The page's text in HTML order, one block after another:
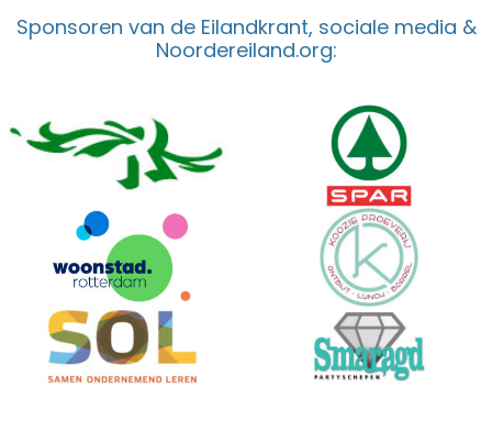
Sponsoren van de Eilandkrant, sociale media &
Noordereiland.org: